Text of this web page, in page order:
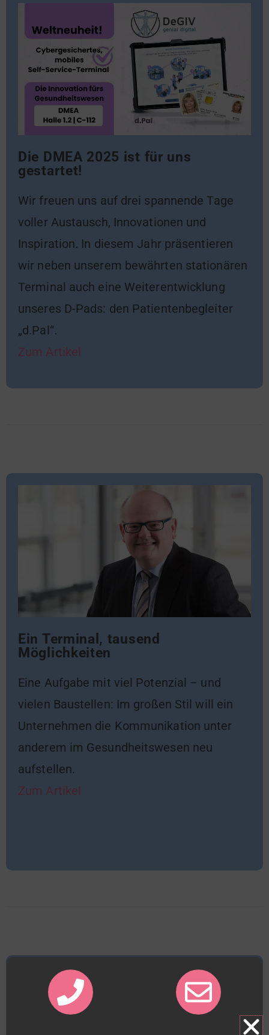
Die DMEA 2025 ist für uns
gestartet!
Wir freuen uns auf drei spannende Tage
voller Austausch, Innovationen und
Inspiration. In diesem Jahr präsentieren
wir neben unserem bewährten stationären
Terminal auch eine Weiterentwicklung
unseres D-Pads: den Patientenbegleiter
„d.Pal“.
Zum Artikel
Ein Terminal, tausend
Möglichkeiten
Eine Aufgabe mit viel Potenzial – und
vielen Baustellen: Im großen Stil will ein
Unternehmen die Kommunikation unter
anderem im Gesundheitswesen neu
aufstellen.
Zum Artikel